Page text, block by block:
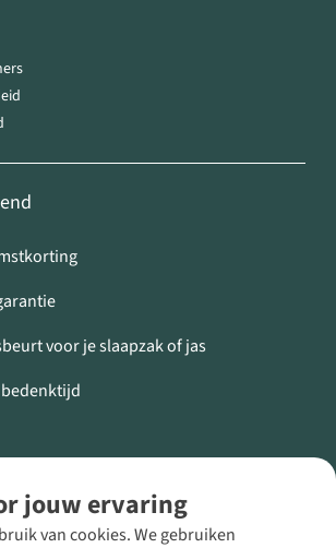
jouw ervaring
van cookies. We gebruiken
voor je slaapzak of jas